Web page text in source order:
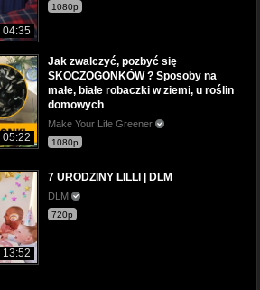
04:35
1080p
05:22
Jak zwalczyć, pozbyć się
SKOCZOGONKÓW ? Sposoby na
małe, białe robaczki w ziemi, u roślin
domowych
Make Your Life Greener
1080p
13:52
7 URODZINY LILLI | DLM
DLM
720p